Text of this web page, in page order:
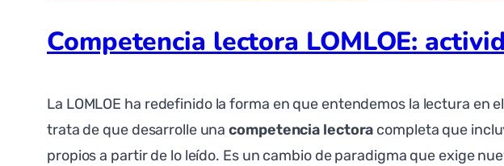
Competencia lectora LOMLOE:
La LOMLOE ha redefinido la forma en que entendemos la lectura en
trata de que desarrolle unacompetencia lectora completa que
propios a partir de lo leído. Es un cambio de paradigma que exige